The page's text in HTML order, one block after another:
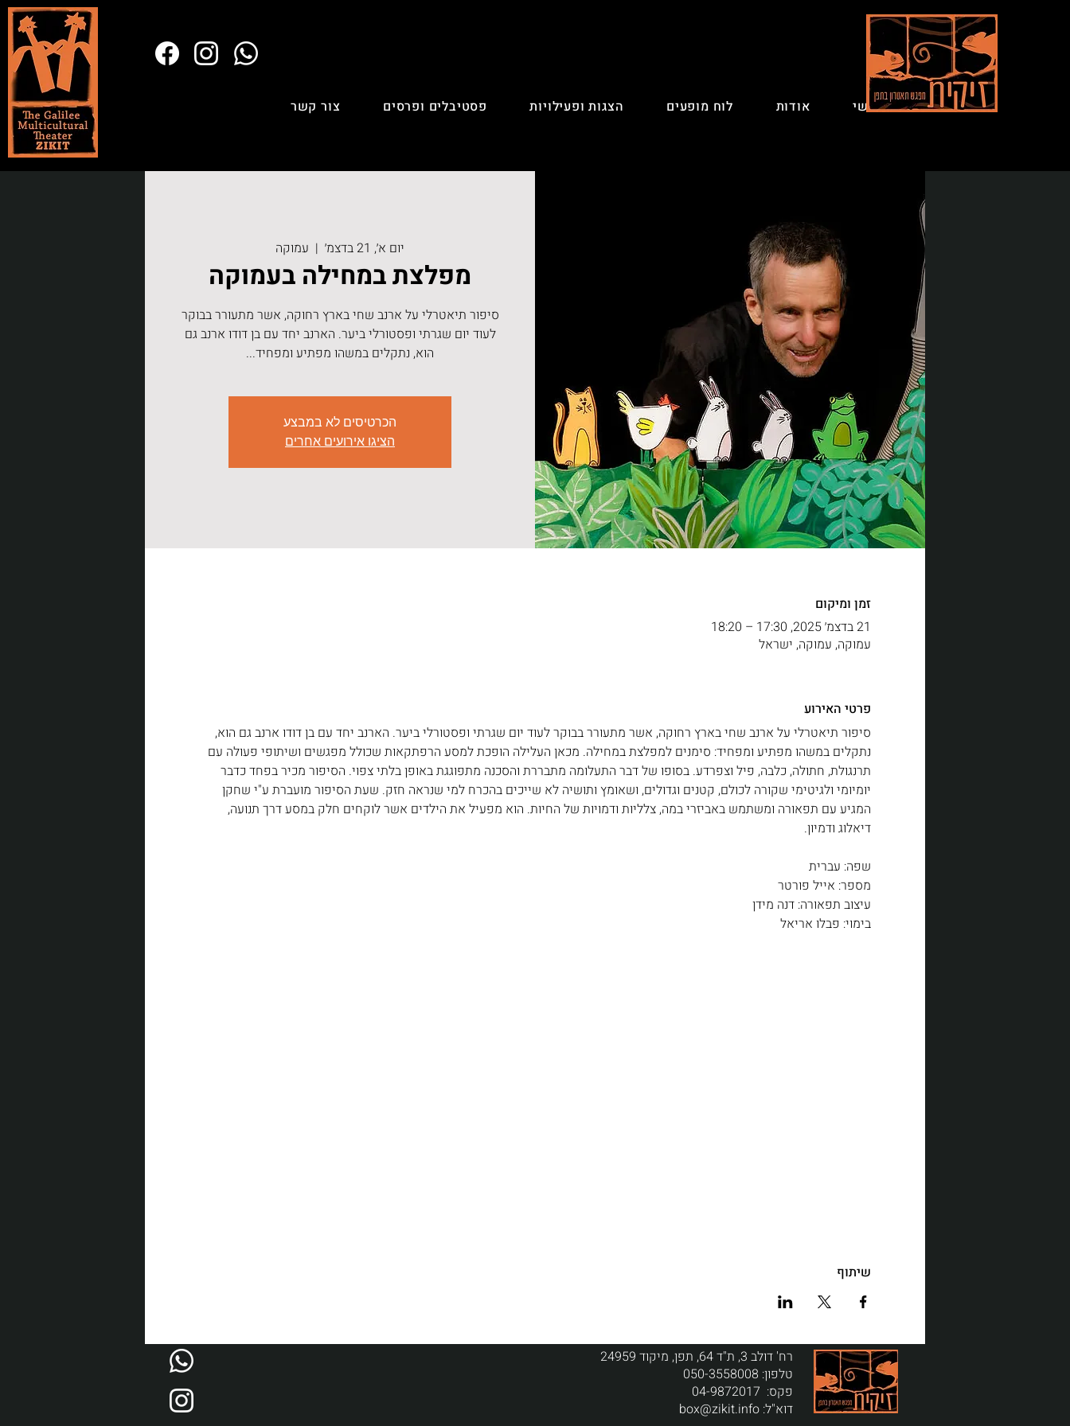
ראשי אודות לוח מופעים הצגות ופעילויות פסטיבלים ופרסים צור קשר
יום א׳, 21 בדצמ׳
  |
עמוקה
מפלצת במחילה בעמוקה
סיפור תיאטרלי על ארנב שחי בארץ רחוקה, אשר מתעורר בבוקר
לעוד יום שגרתי ופסטורלי ביער. הארנב יחד עם בן דודו ארנב גם
הוא, נתקלים במשהו מפתיע ומפחיד...
הכרטיסים לא במבצע
הציגו אירועים אחרים
זמן ומיקום
21 בדצמ׳ 2025, 17:30 – 18:20
עמוקה, עמוקה, ישראל
פרטי האירוע
סיפור תיאטרלי על ארנב שחי בארץ רחוקה, אשר מתעורר בבוקר לעוד יום שגרתי ופסטורלי ביער. הארנב יחד עם בן דודו ארנב גם הוא,
נתקלים במשהו מפתיע ומפחיד: סימנים למפלצת במחילה. מכאן העלילה הופכת למסע הרפתקאות שכולל מפגשים ושיתופי פעולה עם
תרנגולת, חתולה, כלבה, פיל וצפרדע. בסופו של דבר התעלומה מתבררת והסכנה מתפוגגת באופן בלתי צפוי. הסיפור מכיר בפחד כדבר
יומיומי ולגיטימי שקורה לכולם, קטנים וגדולים, ושאומץ ותושיה לא שייכים בהכרח למי שנראה חזק. שעת הסיפור מועברת ע"י שחקן
המגיע עם תפאורה ומשתמש באביזרי במה, צלליות ודמויות של החיות. הוא מפעיל את הילדים אשר לוקחים חלק במסע דרך תנועה,
דיאלוג ודמיון.
שפה: עברית
מספר: אייל פורטר
עיצוב תפאורה: דנה מידן
בימוי: פבלו אריאל
שיתוף
רח' דולב 3, ת"ד 64, תפן, מיקוד 24959
טלפון: 050-3558008
פקס: 04-9872017
דוא"ל: box@zikit.info